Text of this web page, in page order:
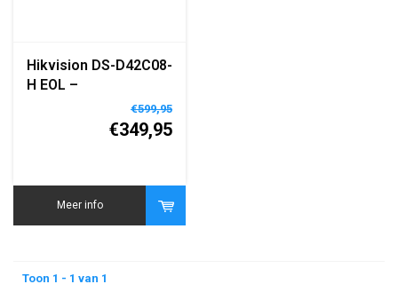
Hikvision DS-D42C08-
H EOL –
Geavanceerde LED
Controller met 8
€599,95
€349,95
Meer info
Toon 1 - 1 van 1